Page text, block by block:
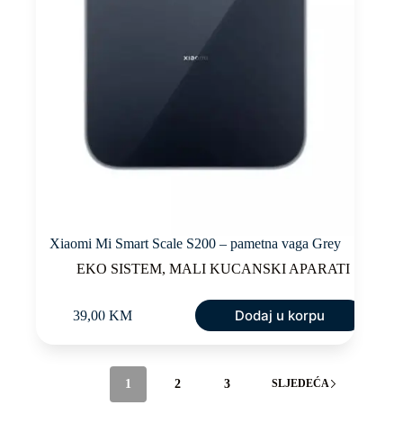
Xiaomi Mi Smart Scale S200 – pametna vaga Grey
EKO SISTEM,MALI KUCANSKI APARATI
39,00 KM Dodaj u korpu
1 2 3 SLJEDEĆA